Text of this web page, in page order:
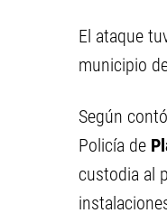
El ataque
municipio
Según contó
Policía de
custodia al